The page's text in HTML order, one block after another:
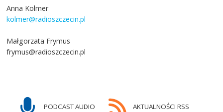
Anna Kolmer
kolmer@radioszczecin.pl
Małgorzata Frymus
frymus@radioszczecin.pl
PODCAST AUDIO AKTUALNOŚCI RSS